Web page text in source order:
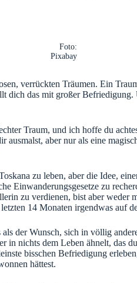
Foto:
Pixabay
verrückten Träumen. Ein
dich das mit großer
Traum, und ich hoffe du
ausmalst, aber nur als eine
zu leben, aber die Idee,
Einwanderungsgesetze zu
zu verdienen, bist aber weder
14 Monaten irgendwas auf
der Wunsch, sich in völlig
in nichts dem Leben ähnelt, das
bisschen Befriedigung
hättest.